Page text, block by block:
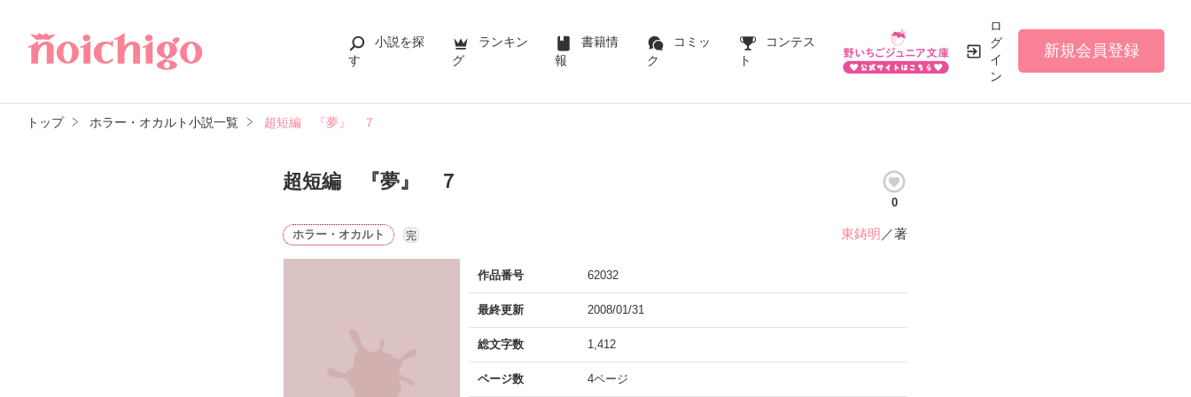
小説を探
す
ランキン
グ
書籍情
報
コミッ
ク
コンテス
ト
ロ
グ
イ
ン
新規会員登録
トップ ホラー・オカルト小説一覧 超短編 『夢』 ７
超短編 『夢』 ７
0
ホラー・オカルト 完 東鋳明 ／著
作品番号 62032
最終更新 2008/01/31
総文字数 1,412
ページ数 4ページ